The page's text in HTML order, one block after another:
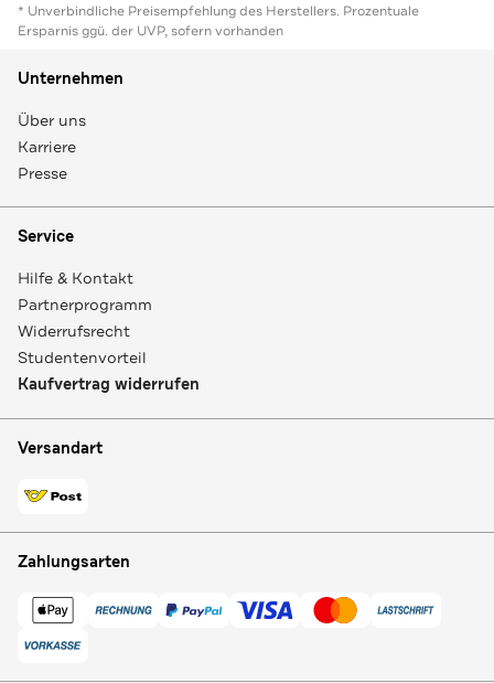
* Unverbindliche Preisempfehlung des Herstellers. Prozentuale
Ersparnis ggü. der UVP, sofern vorhanden
Unternehmen
Über uns
Karriere
Presse
Service
Hilfe & Kontakt
Partnerprogramm
Widerrufsrecht
Studentenvorteil
Kaufvertrag widerrufen
Versandart
Zahlungsarten